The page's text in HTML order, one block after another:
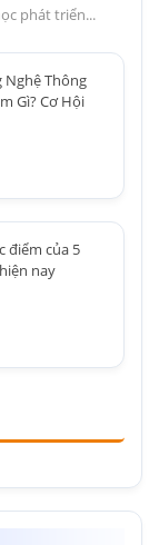
phát triển...
Nghệ Thông
Gì? Cơ Hội
điểm của 5
nay